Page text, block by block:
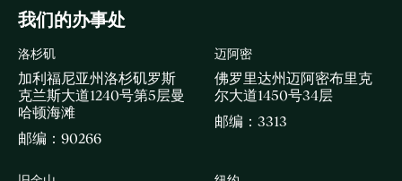
我们的办事处
洛杉矶
加利福尼亚州洛杉矶罗斯
克兰斯大道1240号第5层曼
哈顿海滩
邮编：90266
迈阿密
佛罗里达州迈阿密布里克
尔大道1450号34层
邮编：3313